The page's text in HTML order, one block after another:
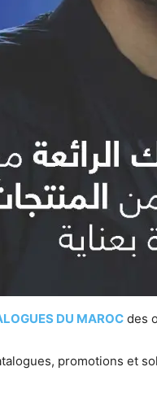
DU MAROC des
promotions et